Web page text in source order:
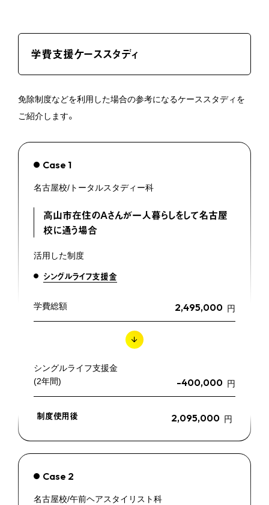
学費支援ケーススタディ
免除制度などを利用した場合の参考になるケーススタディを
ご紹介します。
Case 1
名古屋校/トータルスタディー科
高山市在住のAさんが一人暮らしをして名古屋
校に通う場合
活用した制度
シングルライフ支援金
学費総額 2,495,000 円
シングルライフ支援金
(2年間)
-400,000 円
制度使用後 2,095,000 円
Case 2
名古屋校/午前ヘアスタイリスト科